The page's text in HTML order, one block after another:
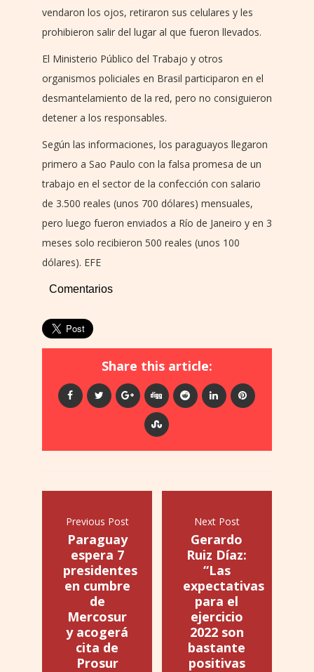
vendaron los ojos, retiraron sus celulares y les
prohibieron salir del lugar al que fueron llevados.
El Ministerio Público del Trabajo y otros
organismos policiales en Brasil participaron en el
desmantelamiento de la red, pero no consiguieron
detener a los responsables.
Según las informaciones, los paraguayos llegaron
primero a Sao Paulo con la falsa promesa de un
trabajo en el sector de la confección con salario
de 3.500 reales (unos 700 dólares) mensuales,
pero luego fueron enviados a Río de Janeiro y en 3
meses solo recibieron 500 reales (unos 100
dólares). EFE
Comentarios
Share this article:
Previous Post
Paraguay
espera 7
presidentes
en cumbre
de
Mercosur
y acogerá
cita de
Prosur
Next Post
Gerardo
Ruiz Díaz:
“Las
expectativas
para el
ejercicio
2022 son
bastante
positivas